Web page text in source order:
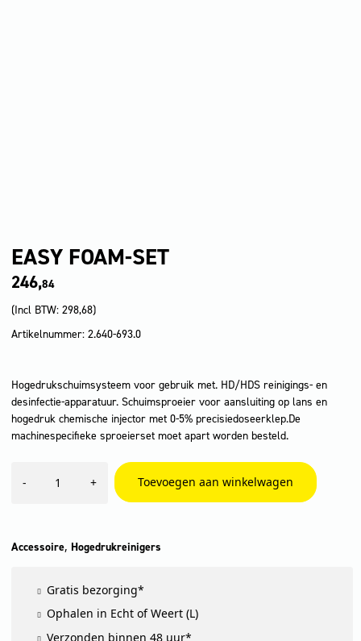
EASY FOAM-SET
246,84
(Incl BTW: 298,68)
Artikelnummer: 2.640-693.0
Hogedrukschuimsysteem voor gebruik met. HD/HDS reinigings- en
desinfectie-apparatuur. Schuimsproeier voor aansluiting op lans en
hogedruk chemische injector met 0-5% precisiedoseerklep.De
machinespecifieke sproeierset moet apart worden besteld.
-
foam-
+ Toevoegen aan winkelwagen
Accessoire, Hogedrukreinigers
Gratis bezorging*
Ophalen in Echt of Weert (L)
Verzonden binnen 48 uur*